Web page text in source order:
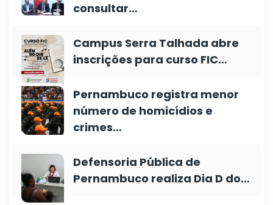
consultar…
Campus Serra Talhada abre
inscrições para curso FIC…
Pernambuco registra menor
número de homicídios e
crimes…
Defensoria Pública de
Pernambuco realiza Dia D do…